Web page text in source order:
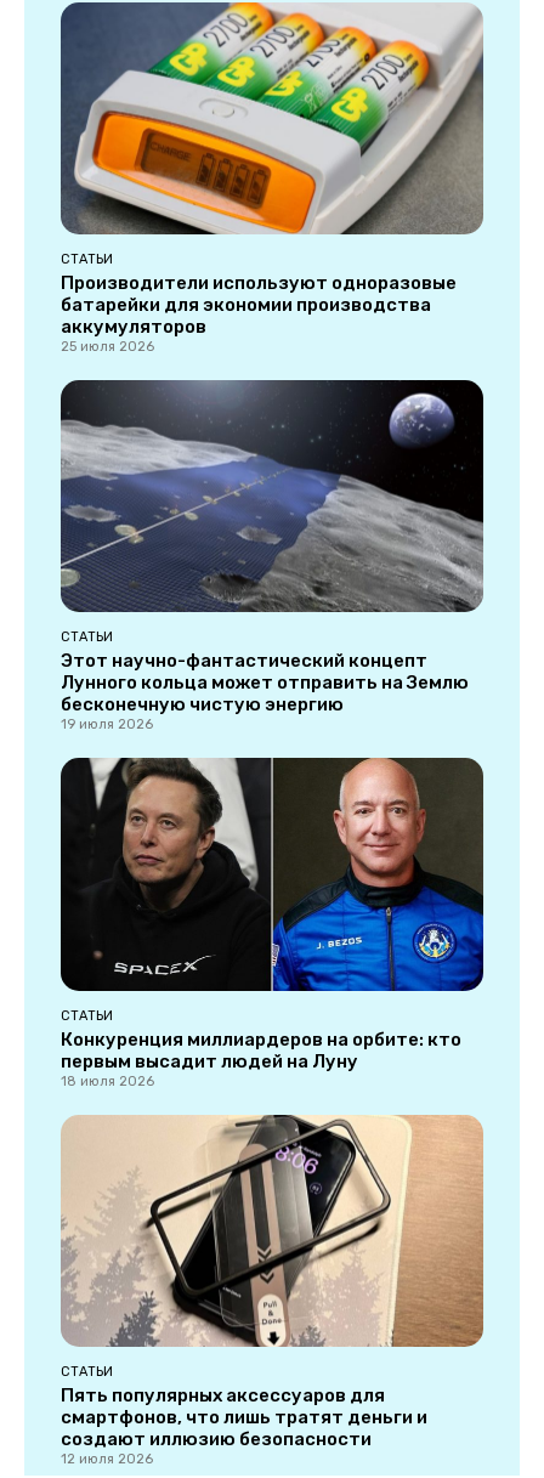
СТАТЬИ
Производители используют одноразовые
батарейки для экономии производства
аккумуляторов
25 июля 2026
СТАТЬИ
Этот научно-фантастический концепт
Лунного кольца может отправить на Землю
бесконечную чистую энергию
19 июля 2026
СТАТЬИ
Конкуренция миллиардеров на орбите: кто
первым высадит людей на Луну
18 июля 2026
СТАТЬИ
Пять популярных аксессуаров для
смартфонов, что лишь тратят деньги и
создают иллюзию безопасности
12 июля 2026